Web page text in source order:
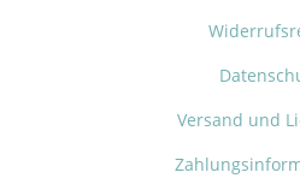
Versand und